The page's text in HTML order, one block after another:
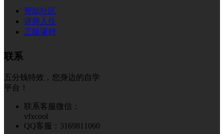
帮助社区
讲师入住
正版课程
联系
五分钱特效，您身边的自学
平台！
联系客服微信：
vfxcool
QQ客服：3169811060